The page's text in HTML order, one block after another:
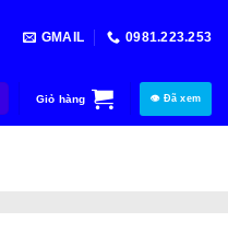
GMAIL 0981.223.253
Giỏ hàng 👁 Đã xem